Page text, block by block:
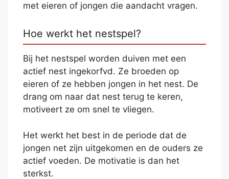
met eieren of jongen die aandacht vragen.
Hoe werkt het nestspel?
Bij het nestspel worden duiven met een
actief nest ingekorfvd. Ze broeden op
eieren of ze hebben jongen in het nest. De
drang om naar dat nest terug te keren,
motiveert ze om snel te vliegen.
Het werkt het best in de periode dat de
jongen net zijn uitgekomen en de ouders ze
actief voeden. De motivatie is dan het
sterkst.